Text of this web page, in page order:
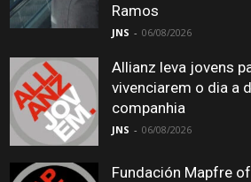
Ramos
JNS - 06/08/2026
Allianz leva jovens
vivenciarem o dia a
companhia
JNS - 06/08/2026
Fundación Mapfre